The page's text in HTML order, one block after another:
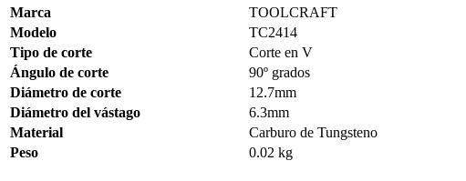
Marca
TOOLCRAFT
Modelo
TC2414
Tipo de corte
Corte en V
Ángulo de corte
90º grados
Diámetro de corte
12.7mm
Diámetro del vástago
6.3mm
Material
Carburo de Tungsteno
Peso
0.02 kg